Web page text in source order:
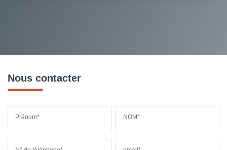
Nous contacter
Prénom* NOM*